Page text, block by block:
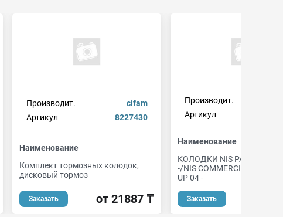
Производит.
cifam
Артикул
8227430
Наименование
Комплект тормозных колодок,
дисковый тормоз
Заказать от 21887 ₸
Производит.
Артикул
Наименование
КОЛОДКИ NIS
-/NIS COMMERCIAL
UP 04 -
Заказать